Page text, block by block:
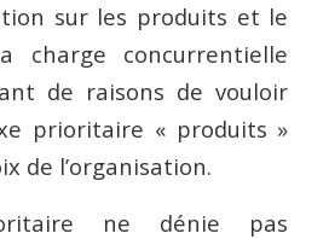
sur les produits et le
charge concurrentielle
de raisons de vouloir
prioritaire « produits »
de l’organisation.
ne dénie pas